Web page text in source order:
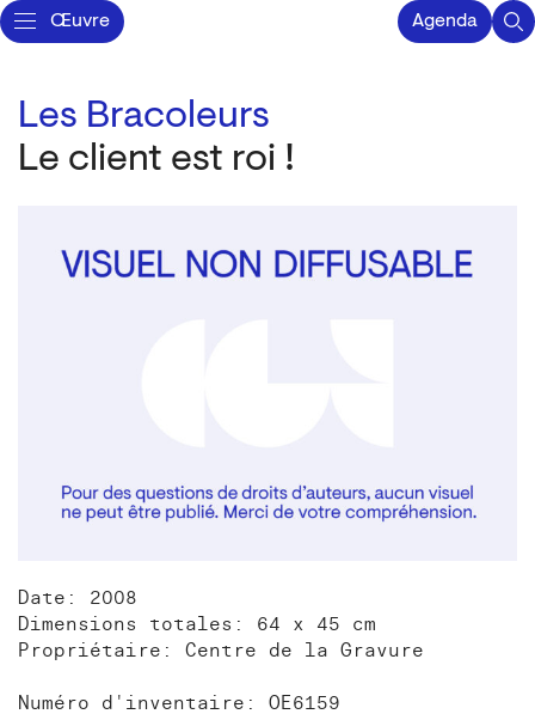
Œuvre Agenda
Les Bracoleurs
Le client est roi !
Date: 2008
Dimensions totales: 64 x 45 cm
Propriétaire: Centre de la Gravure
Numéro d'inventaire: OE6159